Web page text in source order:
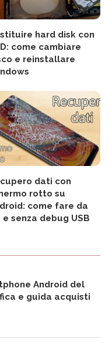
hard disk con
come cambiare
e reinstallare
dati con
rotto su
come fare da
e senza debug USB
Android del
e guida acquisti